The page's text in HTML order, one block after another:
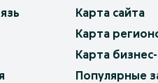
Карта сайта
Карта
Карта
Популярные